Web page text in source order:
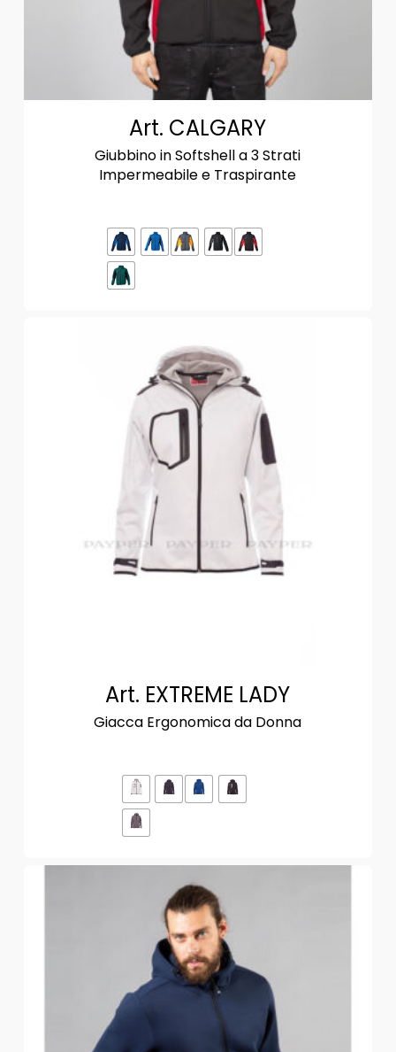
Art. CALGARY
Giubbino in Softshell a 3 Strati
Impermeabile e Traspirante
Art. EXTREME LADY
Giacca Ergonomica da Donna